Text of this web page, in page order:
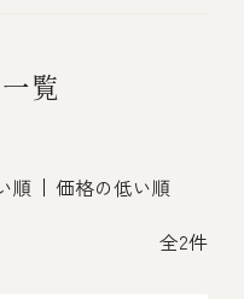
覧
順 価格の低い順
全2件